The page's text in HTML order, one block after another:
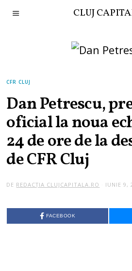
CLUJ
CFR CLUJ
Dan Petrescu,
oficial la noua
24 de ore de la
de CFR Cluj
DE REDACȚIA CLUJCAPITALA.RO IUNIE 9,
FACEBOOK